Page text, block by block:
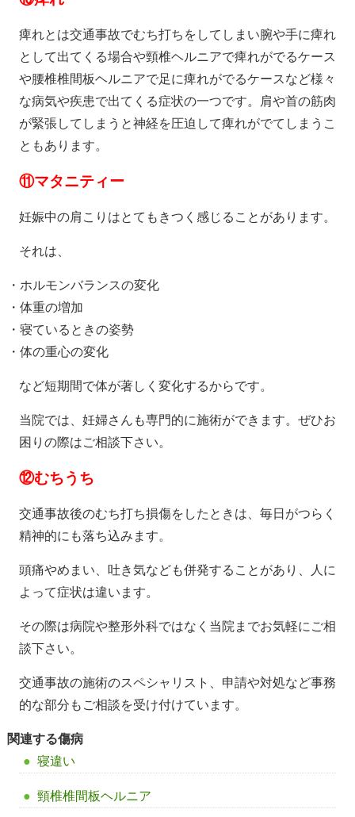
痺れとは交通事故でむち打ちをしてしまい腕や手に痺れ
として出てくる場合や頸椎ヘルニアで痺れがでるケース
や腰椎椎間板ヘルニアで足に痺れがでるケースなど様々
な病気や疾患で出てくる症状の一つです。肩や首の筋肉
が緊張してしまうと神経を圧迫して痺れがでてしまうこ
ともあります。
⑪マタニティー
妊娠中の肩こりはとてもきつく感じることがあります。
それは、
・ホルモンバランスの変化
・体重の増加
・寝ているときの姿勢
・体の重心の変化
など短期間で体が著しく変化するからです。
当院では、妊婦さんも専門的に施術ができます。ぜひお
困りの際はご相談下さい。
⑫むちうち
交通事故後のむち打ち損傷をしたときは、毎日がつらく
精神的にも落ち込みます。
頭痛やめまい、吐き気なども併発することがあり、人に
よって症状は違います。
その際は病院や整形外科ではなく当院までお気軽にご相
談下さい。
交通事故の施術のスペシャリスト、申請や対処など事務
的な部分もご相談を受け付けています。
関連する傷病
寝違い
頸椎椎間板ヘルニア